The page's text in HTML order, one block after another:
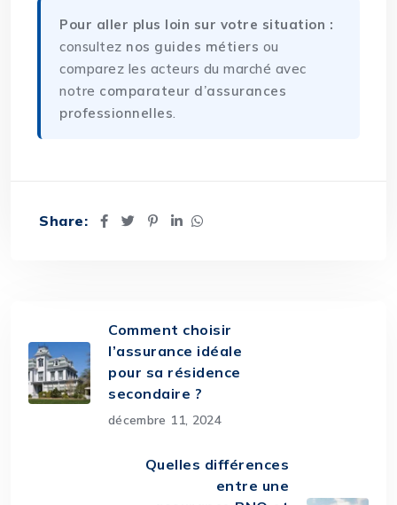
Pour aller plus loin sur votre situation :
consultez nos guides métiers ou
comparez les acteurs du marché avec
notre comparateur d’assurances
professionnelles.
Share:
Comment choisir
l’assurance idéale
pour sa résidence
secondaire ?
décembre 11, 2024
Quelles différences
entre une